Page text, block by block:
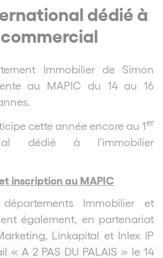
dédié à
Immobilier de Simon
au MAPIC du 14 au 16
cette année encore au 1er
dédié à l’immobilier
inscription au MAPIC
Immobilier et
également, en partenariat
Linkapital et Inlex IP
« A 2 PAS DU PALAIS » le 14